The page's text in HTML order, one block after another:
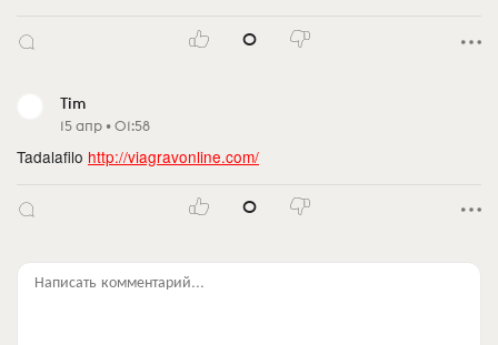
0
Tim
15 апр • 01:58
Tadalafilo http://viagravonline.com/
0
Написать комментарий...